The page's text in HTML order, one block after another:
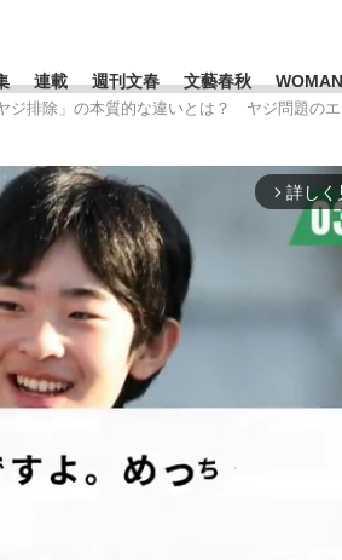
本代表監督に...
連載 週刊文春 文藝春秋 WOMAN
グ一覧
市早苗 #後藤真希 #城彰
ジ排除」の本質的な違いとは？ ヤジ問題の
arrow_forward_ios 詳しく